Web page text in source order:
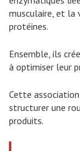
musculaire, et la
protéines.
Ensemble, ils
à optimiser leur
Cette
structurer une
produits.